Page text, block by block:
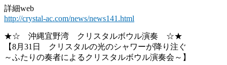
詳細web
http://crystal-ac.com/news/news141.html
★☆ 沖縄宜野湾 クリスタルボウル演奏 ☆★
【8月31日 クリスタルの光のシャワーが降り注ぐ
～ふたりの奏者によるクリスタルボウル演奏会～】